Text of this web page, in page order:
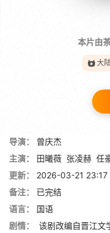
本片由
大
导演：
曾庆杰
主演：
田曦薇 张凌赫 任
更新：
2026-03-21 23:17
备注：
已完结
语言：
国语
剧情：
该剧改编自晋江文